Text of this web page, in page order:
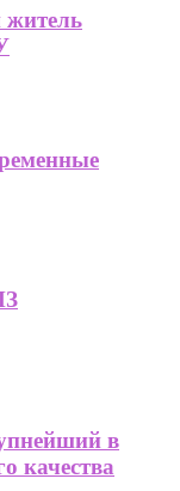
житель
в
качества